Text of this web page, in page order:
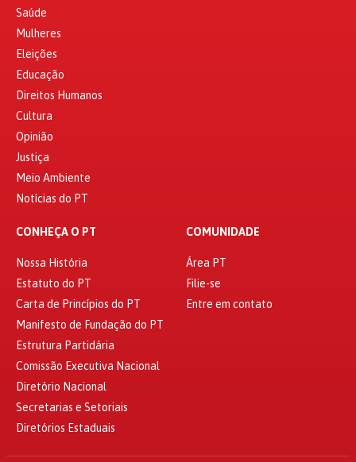
Saúde
Mulheres
Eleições
Educação
Direitos Humanos
Cultura
Opinião
Justiça
Meio Ambiente
Notícias do PT
CONHEÇA O PT
Nossa História
Estatuto do PT
Carta de Princípios do PT
Manifesto de Fundação do PT
Estrutura Partidária
Comissão Executiva Nacional
Diretório Nacional
Secretarias e Setoriais
Diretórios Estaduais
COMUNIDADE
Área PT
Filie-se
Entre em contato